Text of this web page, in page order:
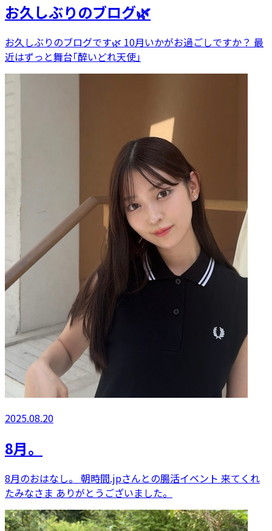
お久しぶりのブログ🌿‬
お久しぶりのブログです🌿‬ 10月いかがお過ごしですか？ 最
近はずっと舞台｢醉いどれ天使｣
2025.08.20
8月。
8月のおはなし。 朝時間.jpさんとの腸活イベント 来てくれ
たみなさま ありがとうございました。